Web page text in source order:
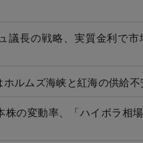
議長の戦略、実質金利で
ルムズ海峡と紅海の供給
の変動率、「ハイボラ相